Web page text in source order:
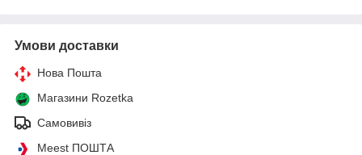
Умови доставки
Нова Пошта
Магазини Rozetka
Самовивіз
Meest ПОШТА